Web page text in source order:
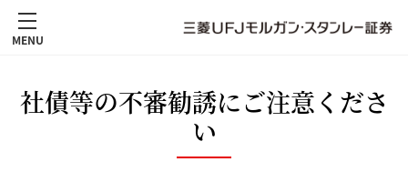
MENU
社債等の不審勧誘にご注意くださ
い